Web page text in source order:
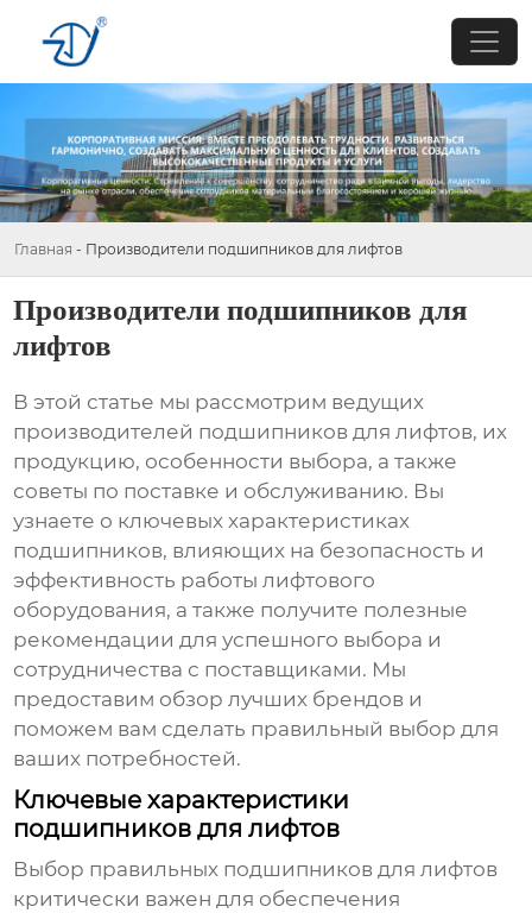
Главная - Производители подшипников для лифтов
Производители подшипников для
лифтов
В этой статье мы рассмотрим ведущих
производителей подшипников для лифтов, их
продукцию, особенности выбора, а также
советы по поставке и обслуживанию. Вы
узнаете о ключевых характеристиках
подшипников, влияющих на безопасность и
эффективность работы лифтового
оборудования, а также получите полезные
рекомендации для успешного выбора и
сотрудничества с поставщиками. Мы
предоставим обзор лучших брендов и
поможем вам сделать правильный выбор для
ваших потребностей.
Ключевые характеристики
подшипников для лифтов
Выбор правильных подшипников для лифтов
критически важен для обеспечения